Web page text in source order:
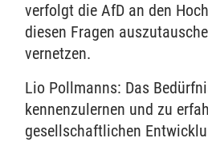
verfolgt die AfD an den
diesen Fragen
vernetzen.
Lio Pollmanns: Das
kennenzulernen und zu
gesellschaftlichen